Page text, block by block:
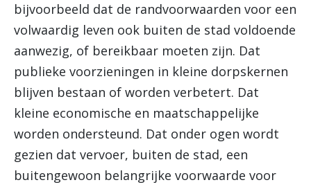
bijvoorbeeld dat de randvoorwaarden voor een
volwaardig leven ook buiten de stad voldoende
aanwezig, of bereikbaar moeten zijn. Dat
publieke voorzieningen in kleine dorpskernen
blijven bestaan of worden verbetert. Dat
kleine economische en maatschappelijke
worden ondersteund. Dat onder ogen wordt
gezien dat vervoer, buiten de stad, een
buitengewoon belangrijke voorwaarde voor